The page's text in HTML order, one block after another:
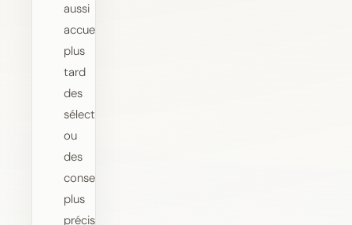
aussi
accueillir
plus
tard
des
sélections
ou
des
conseils
plus
précis